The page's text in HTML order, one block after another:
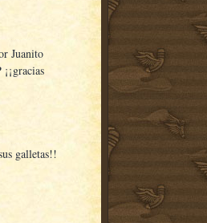
Juanito
galletas!!